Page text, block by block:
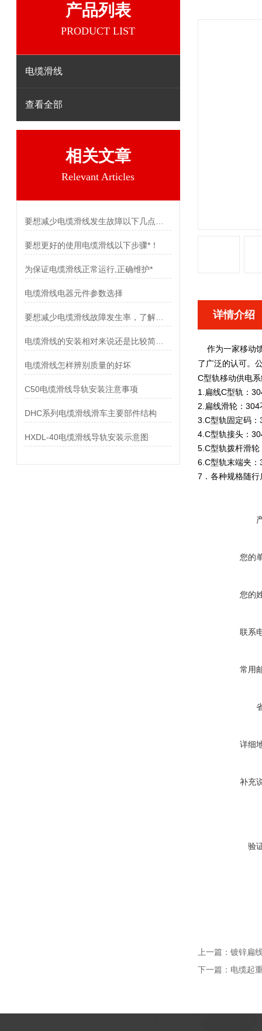
产品列表
PRODUCT LIST
电缆滑线
查看全部
相关文章
Relevant Articles
要想更好的使用电缆滑线以下步骤*！
为保证电缆滑线正常运行,正确维护*
电缆滑线电器元件参数选择
电缆滑线怎样辨别质量的好坏
C50电缆滑线导轨安装注意事项
DHC系列电缆滑线滑车主要部件结构
HXDL-40电缆滑线导轨安装示意图
详情介绍
作为一家移动
了广泛的认可。
C型轨移动供电
1.扁线C型轨：
2.扁线滑轮：
3.C型轨固定码
4.C型轨接头：
5.C型轨拨杆滑
6.C型轨末端夹
7．各种规格随
您的
您的
联系
常用
详细
补充
验
上一篇： 镀锌扁
下一篇： 电缆起